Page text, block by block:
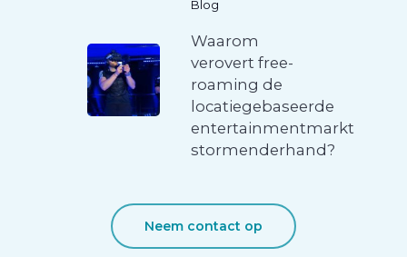
Blog
Waarom
verovert free-
roaming de
locatiegebaseerde
entertainmentmarkt
stormenderhand?
Neem contact op